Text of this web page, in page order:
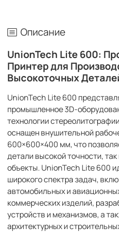
Описание
UnionTech Lite 600:
Принтер для
Высокоточных
UnionTech Lite 600
промышленное 3D-
технологии
оснащен внушительной
600×600×400 мм, что
детали высокой точности,
объекты. UnionTech Lite 600
широкого спектра задач,
автомобильных и
коммерческих изделий,
устройств и механизмов, а
архитектурных и